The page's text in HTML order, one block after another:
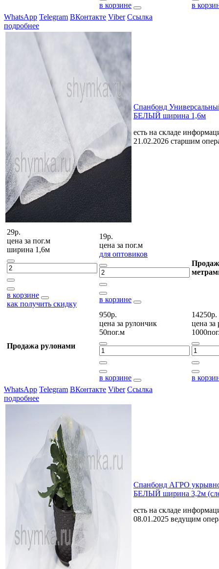
в корзине
в
WhatsApp Telegram ВКонтакте Viber Ссылка
подробнее
Спанбонд
БЕЛЫЙ ширина 1,6м
есть на складе
21.02.2026 старшим
29р.
цена за пог.м
ширина 1,6м
в корзине
как получить скидку
19р.
цена за пог.м
для оптовиков
в корзине
Продажа рулонами
950р.
цена за рулончик
50пог.м
в корзине
14250р.
цена за
в
WhatsApp Telegram ВКонтакте Viber Ссылка
подробнее
Спанбонд АГРО
БЕЛЫЙ ширина 3,2м
есть на складе
08.01.2025 ведущим